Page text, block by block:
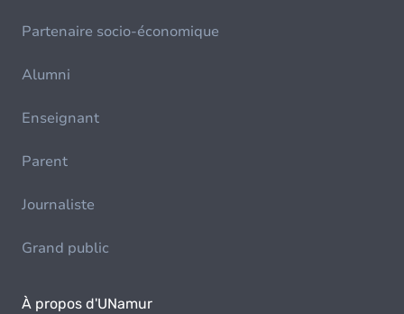
Partenaire socio-économique
Alumni
Enseignant
Parent
Journaliste
Grand public
À propos d'UNamur